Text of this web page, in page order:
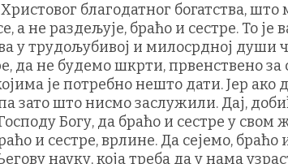
благодатног богатства, што
а не раздељује, браћо и сестре. То је
у трудољубивој и милосрдној души
да не будемо шкрти, првенствено за
је потребно нешто дати. Јер ако
зато што нисмо заслужили. Дај,
Богу, да браћо и сестре у свом
и сестре, врлине. Да сејемо, браћо
науку, која треба да у нама